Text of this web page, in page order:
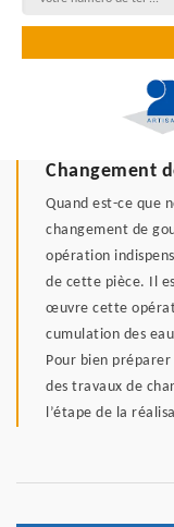
Changement
Quand est-ce que
changement de
opération
de cette pièce. Il
œuvre cette
cumulation des
Pour bien préparer
des travaux de
l’étape de la